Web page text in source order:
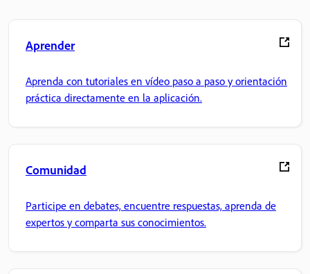
Aprender
Aprenda con tutoriales en vídeo paso a paso y orientación
práctica directamente en la aplicación.
Comunidad
Participe en debates, encuentre respuestas, aprenda de
expertos y comparta sus conocimientos.